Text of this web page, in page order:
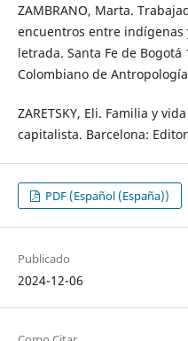
ZAMBRANO, Marta.
encuentros entre indígenas
letrada. Santa Fe de
Colombiano de
ZARETSKY, Eli. Familia y
capitalista. Barcelona:
PDF (Español (España))
Publicado
2024-12-06